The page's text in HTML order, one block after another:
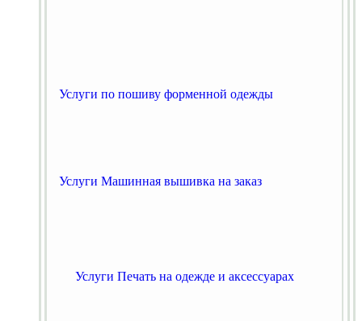
Услуги по пошиву форменной одежды
Услуги Машинная вышивка на заказ
Услуги Печать на одежде и аксессуарах